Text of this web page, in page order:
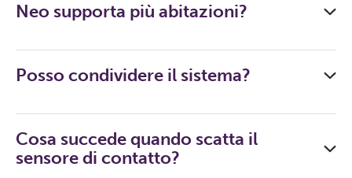
Neo supporta più abitazioni?
Posso condividere il sistema?
Cosa succede quando scatta il
sensore di contatto?